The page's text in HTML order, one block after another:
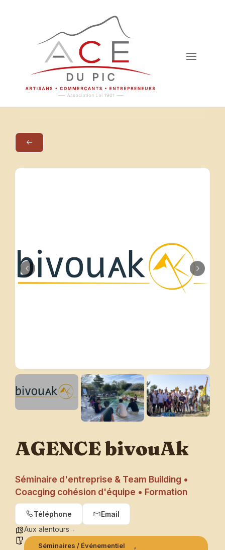
AGENCE bivouAk
Séminaire d'entreprise & Team Building •
Coacging cohésion d'équipe • Formation
Téléphone
Email
Aux alentours
Séminaires / Événementiel